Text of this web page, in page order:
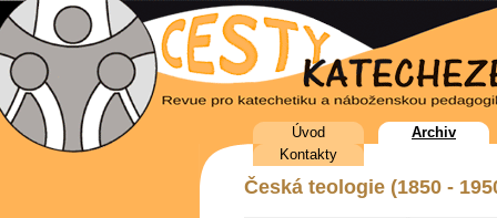
Úvod
Archiv
Kontakty
Česká teologie (1850 -